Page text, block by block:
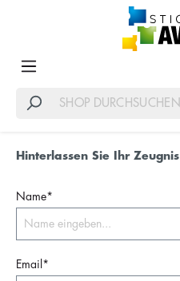
Hinterlassen Sie Ihr Zeugnis
Name*
Email*